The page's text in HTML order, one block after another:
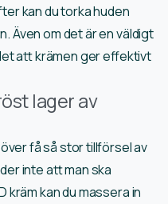
kan du torka huden
Även om det är en väldigt
att krämen ger effektivt
lager av
få så stor tillförsel av
inte att man ska
kräm kan du massera in